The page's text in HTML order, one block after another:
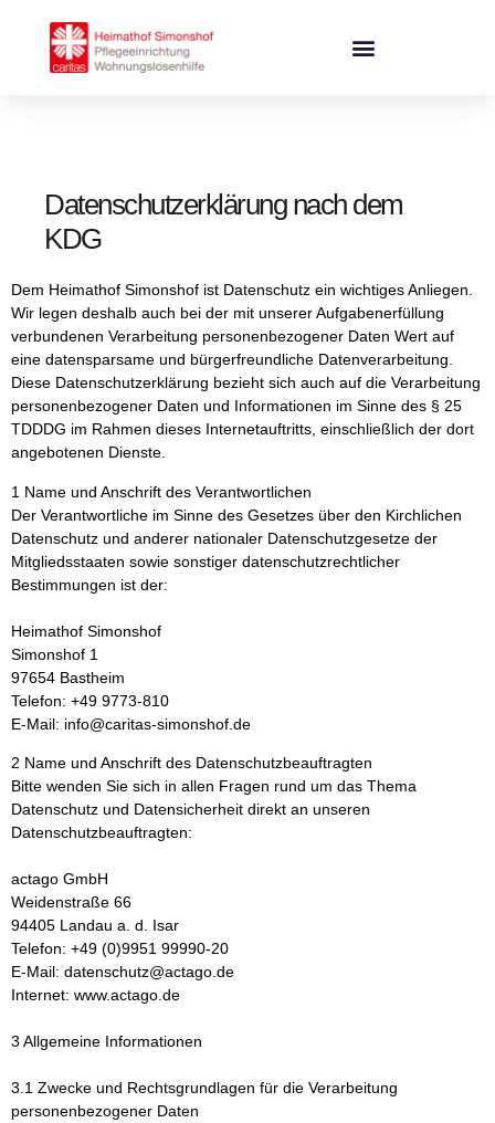
springen
Datenschutzerklärung nach dem
KDG
Dem Heimathof Simonshof ist Datenschutz ein wichtiges Anliegen.
Wir legen deshalb auch bei der mit unserer Aufgabenerfüllung
verbundenen Verarbeitung personenbezogener Daten Wert auf
eine datensparsame und bürgerfreundliche Datenverarbeitung.
Diese Datenschutzerklärung bezieht sich auch auf die Verarbeitung
personenbezogener Daten und Informationen im Sinne des § 25
TDDDG im Rahmen dieses Internetauftritts, einschließlich der dort
angebotenen Dienste.
1 Name und Anschrift des Verantwortlichen
Der Verantwortliche im Sinne des Gesetzes über den Kirchlichen
Datenschutz und anderer nationaler Datenschutzgesetze der
Mitgliedsstaaten sowie sonstiger datenschutzrechtlicher
Bestimmungen ist der:
Heimathof Simonshof
Simonshof 1
97654 Bastheim
Telefon: +49 9773-810
E-Mail: info@caritas-simonshof.de
2 Name und Anschrift des Datenschutzbeauftragten
Bitte wenden Sie sich in allen Fragen rund um das Thema
Datenschutz und Datensicherheit direkt an unseren
Datenschutzbeauftragten:
actago GmbH
Weidenstraße 66
94405 Landau a. d. Isar
Telefon: +49 (0)9951 99990-20
E-Mail: datenschutz@actago.de
Internet: www.actago.de
3 Allgemeine Informationen
3.1 Zwecke und Rechtsgrundlagen für die Verarbeitung
personenbezogener Daten